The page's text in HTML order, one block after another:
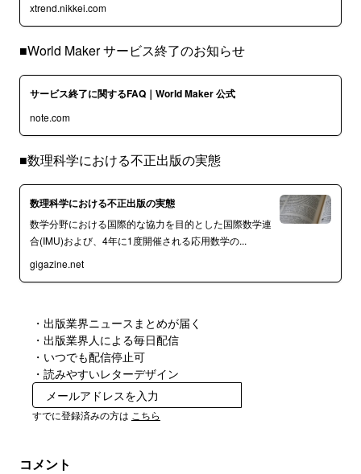
xtrend.nikkei.com
■World Maker サービス終了のお知らせ
サービス終了に関するFAQ｜World Maker 公式
note.com
■数理科学における不正出版の実態
数理科学における不正出版の実態
数学分野における国際的な協力を目的とした国際数学連
合(IMU)および、4年に1度開催される応用数学の...
gigazine.net
・出版業界ニュースまとめが届く
・出版業界人による毎日配信
・いつでも配信停止可
・読みやすいレターデザイン
すでに登録済みの方は こちら
コメント